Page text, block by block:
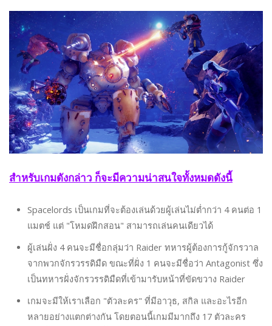
สำหรับเกมดังกล่าว ก็จะมีความน่าสนใจทั้งหมดดังนี้
Spacelords เป็นเกมที่จะต้องเล่นด้วยผู้เล่นไม่ต่ำกว่า 4 คนต่อ 1
แมตช์ แต่ "โหมดฝึกสอน" สามารถเล่นคนเดียวได้
ผู้เล่นฝั่ง 4 คนจะมีชื่อกลุ่มว่า Raider ทหารผู้ต้องการกู้จักรวาล
จากพวกจักรวรรดิมืด ขณะที่ฝั่ง 1 คนจะมีชื่อว่า Antagonist ซึ่ง
เป็นทหารฝั่งจักรวรรดิมืดที่เข้ามารับหน้าที่ขัดขวาง Raider
เกมจะมีให้เราเลือก "ตัวละคร" ที่มีอาวุธ, สกิล และอะไรอีก
หลายอย่างแตกต่างกัน โดยตอนนี้เกมมีมากถึง 17 ตัวละคร